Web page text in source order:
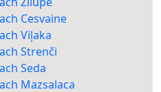
Cesvaine
Viļaka
Strenči
Seda
Mazsalaca